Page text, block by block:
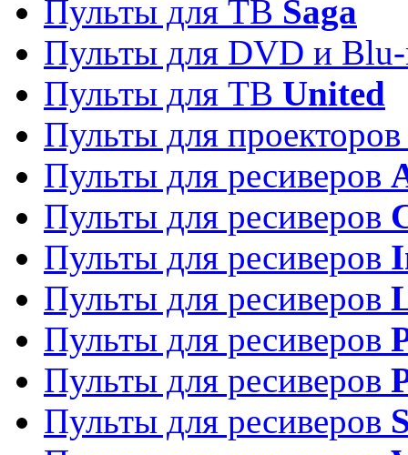
Пульты для ТВ Saga
Пульты для DVD и
Пульты для ТВ United
Пульты для
Пульты для ресиверов
Пульты для ресиверов
Пульты для ресиверов
Пульты для ресиверов
Пульты для ресиверов
Пульты для ресиверов
Пульты для ресиверов